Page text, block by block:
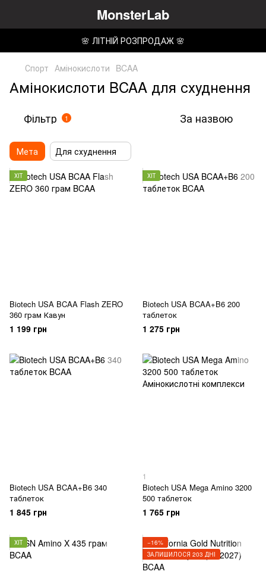
MonsterLab
🌸 ЛІТНІЙ РОЗПРОДАЖ 🌸
Спорт Амінокислоти BCAA
Амінокислоти BCAA для схуднення
Фільтр 1 За назвою
Мета Для схуднення
ХІТ
Biotech USA BCAA Flash ZERO
360 грам Кавун
1 199 грн
ХІТ
Biotech USA BCAA+B6 200
таблеток
1 275 грн
Biotech USA BCAA+B6 340
таблеток
1 845 грн
1
Biotech USA Mega Amino 3200
500 таблеток
1 765 грн
ХІТ
−16%
ЗАЛИШИЛОСЯ 203 ДНІ